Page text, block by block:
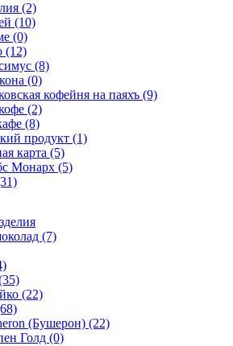
(2)
(10)
(0)
(12)
(8)
(0)
кофейня на паяхъ (9)
(2)
(8)
продукт (1)
карта (5)
Монарх (5)
(7)
(22)
(Бушерон) (22)
Голд (0)